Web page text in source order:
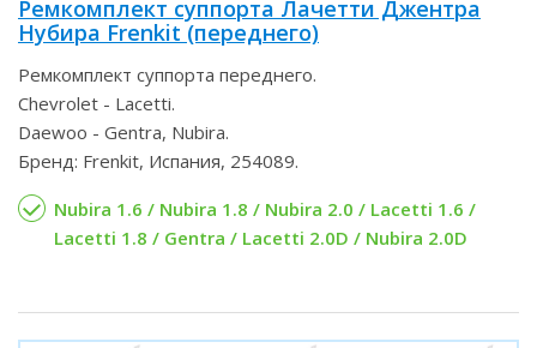
Ремкомплект суппорта Лачетти Джентра
Нубира Frenkit (переднего)
Ремкомплект суппорта переднего.
Chevrolet - Lacetti.
Daewoo - Gentra, Nubira.
Бренд: Frenkit, Испания, 254089.
Nubira 1.6 / Nubira 1.8 / Nubira 2.0 / Lacetti 1.6 /
Lacetti 1.8 / Gentra / Lacetti 2.0D / Nubira 2.0D